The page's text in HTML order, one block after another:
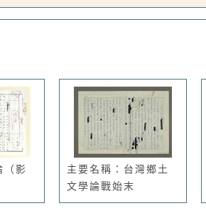
（影
主要名稱：台灣鄉土
文學論戰始末